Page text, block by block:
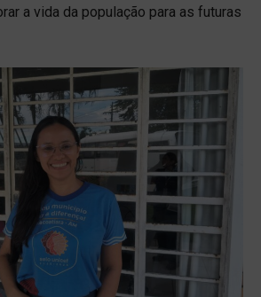
a vida da população para as futuras